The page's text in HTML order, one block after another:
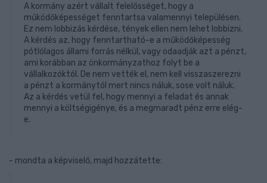
A kormány azért vállalt felelősséget, hogy a
működőképességet fenntartsa valamennyi településen.
Ez nem lobbizás kérdése, tények ellen nem lehet lobbizni.
A kérdés az, hogy fenntartható-e a működőképesség
pótlólagos állami forrás nélkül, vagy odaadják azt a pénzt,
ami korábban az önkormányzathoz folyt be a
vállalkozóktól. De nem vették el, nem kell visszaszerezni
a pénzt a kormánytól mert nincs náluk, sose volt náluk.
Az a kérdés vetül fel, hogy mennyi a feladat és annak
mennyi a költségigénye, és a megmaradt pénz erre elég-
e.
- mondta a képviselő, majd hozzátette: